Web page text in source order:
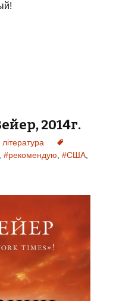
шанс” Сара Дессен,
2014г.
, #рекомендую, #США,